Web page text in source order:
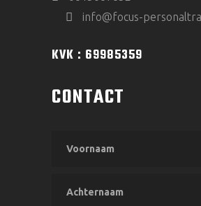
info@focus-
KVK : 69985359
CONTACT